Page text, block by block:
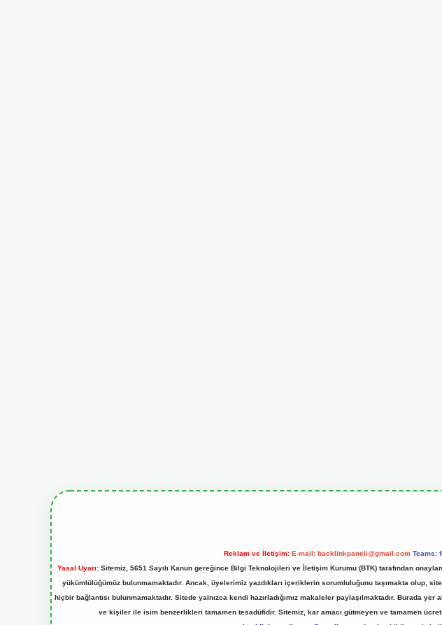
Reklam ve İletişim: E-mail: backlinkpaneli@gmail.com Teams:
Yasal Uyarı:Sitemiz, 5651 Sayılı Kanun gereğince Bilgi Teknolojileri ve İletişim Kurumu (BTK) tarafından
yükümlülüğümüz bulunmamaktadır. Ancak, üyelerimiz yazdıkları içeriklerin sorumluluğunu taşımakta olup,
hiçbir bağlantısı bulunmamaktadır. Sitede yalnızca kendi hazırladığımız makaleler paylaşılmaktadır. Burada
ve kişiler ile isim benzerlikleri tamamen tesadüfidir. Sitemiz, kar amacı gütmeyen ve tamamen